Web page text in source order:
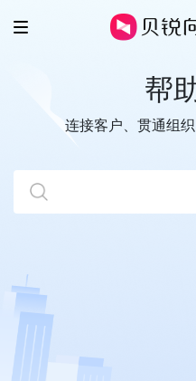
智慧工单
云客服
全渠道
超级看板
开放平台
IT/SSC服务台
售后维保
客户案例
价格
视频演示
关于我们
帮
连接客户、贯通组